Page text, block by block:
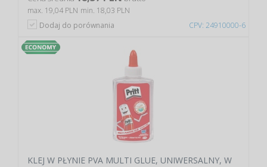
CPV: 24910000-6
max. 19,04 PLN min. 18,03 PLN
Dodaj do porównania
KLEJ W PŁYNIE PVA MULTI GLUE, UNIWERSALNY, W